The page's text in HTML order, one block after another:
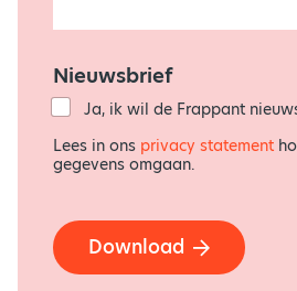
s
o
o
r
n
a
a
Nieuwsbrief
Ja, ik wil de Frappant
Lees in ons privacy statement
gegevens omgaan.
Download